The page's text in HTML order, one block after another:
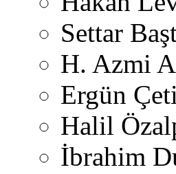
Settar
H. Azmi
Ergün
Halil
İbrahim